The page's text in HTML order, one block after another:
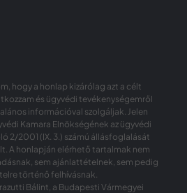
hogy a honlap kizárólag azt a célt
és ügyvédi tevékenységemről
információval szolgáljak. Jelen
Kamara Elnökségének az ügyvédi
2/2001 (IX. 3.) számú állásfoglalását
A honlapján elérhető tartalmak nem
sem ajánlattételnek, sem pedig
történő felhívásnak.
Bálint, a Budapesti Vármegyei